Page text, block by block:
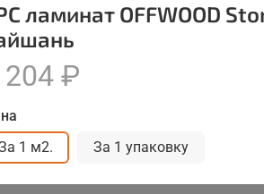
ламинат OFFWOOD
204 ₽
1 м2.
За 1 упаковку